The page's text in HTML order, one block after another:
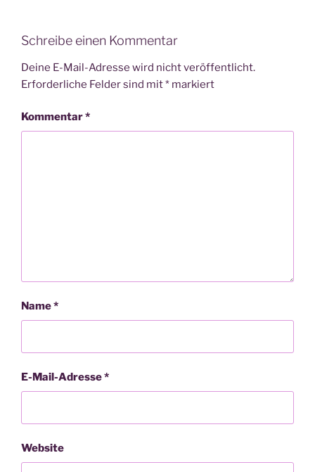
Schreibe einen Kommentar
Deine E-Mail-Adresse wird nicht veröffentlicht.
Erforderliche Felder sind mit* markiert
Kommentar*
Name*
E-Mail-Adresse*
Website